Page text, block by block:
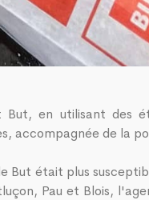
But, en utilisant des
accompagnée de la
But était plus
Pau et Blois,